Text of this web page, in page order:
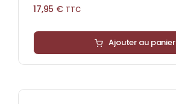
17,95 € TTC
Ajouter au panier